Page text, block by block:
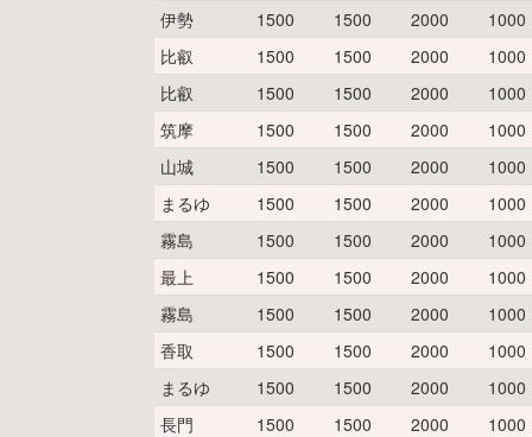
伊勢 1500 1500 2000
1000
比叡
1500 1500 2000
1000
比叡
1500 1500 2000
1000
筑摩
1500 1500 2000
1000
山城
1500 1500 2000
1000
まるゆ
1500 1500 2000
1000
霧島
1500 1500 2000
1000
最上
1500 1500 2000
1000
霧島
1500 1500 2000
1000
香取
1500 1500 2000
1000
まるゆ
1500 1500 2000
1000
長門
1500 1500 2000
1000